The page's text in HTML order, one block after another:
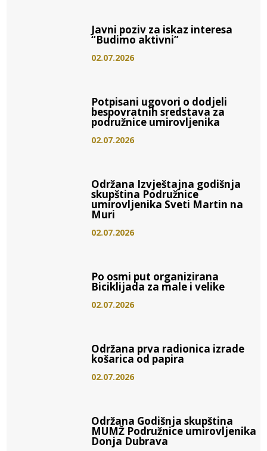
Javni poziv za iskaz interesa
“Budimo aktivni”
02.07.2026
Potpisani ugovori o dodjeli
bespovratnih sredstava za
podružnice umirovljenika
02.07.2026
Održana Izvještajna godišnja
skupština Podružnice
umirovljenika Sveti Martin na
Muri
02.07.2026
Po osmi put organizirana
Biciklijada za male i velike
02.07.2026
Održana prva radionica izrade
košarica od papira
02.07.2026
Održana Godišnja skupština
MUMŽ Podružnice umirovljenika
Donja Dubrava